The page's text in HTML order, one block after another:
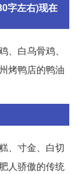
字左右)现在
白乌骨鸡、
烤鸭店的鸭油
、寸金、白切
人骄傲的传统